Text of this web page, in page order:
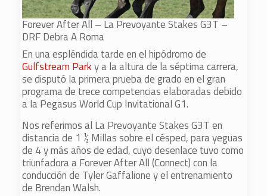
Forever After All – La Prevoyante Stakes G3T –
DRF Debra A Roma
En una espléndida tarde en el hipódromo de
Gulfstream Parky a la altura de la séptima carrera,
se disputó la primera prueba de grado en el gran
programa de trece competencias elaboradas debido
a la Pegasus World Cup Invitational G1.
Nos referimos al La Prevoyante Stakes G3T en
distancia de 1 ½ Millas sobre el césped, para yeguas
de 4 y más años de edad, cuyo desenlace tuvo como
triunfadora a Forever After All (Connect) con la
conducción de Tyler Gaffalione y el entrenamiento
de Brendan Walsh.